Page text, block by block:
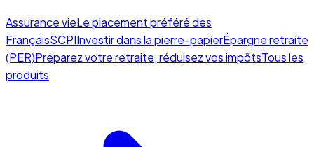
Assurance vieLe placement préféré des
FrançaisSCPIInvestir dans la pierre-papierÉpargne retraite
(PER)Préparez votre retraite, réduisez vos impôtsTous les
produits